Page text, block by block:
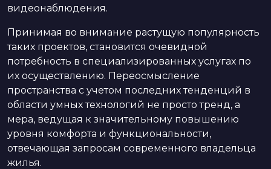
видеонаблюдения.
Принимая во внимание растущую популярность
таких проектов, становится очевидной
потребность в специализированных услугах по
их осуществлению. Переосмысление
пространства с учетом последних тенденций в
области умных технологий не просто тренд, а
мера, ведущая к значительному повышению
уровня комфорта и функциональности,
отвечающая запросам современного владельца
жилья.